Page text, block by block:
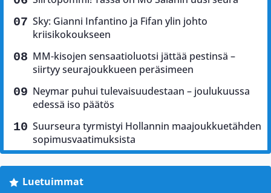
Sky: Gianni Infantino ja Fifan ylin johto
kriisikokoukseen
MM-kisojen sensaatioluotsi jättää pestinsä –
siirtyy seurajoukkueen peräsimeen
Neymar puhui tulevaisuudestaan – joulukuussa
edessä iso päätös
Suurseura tyrmistyi Hollannin maajoukkuetähden
sopimusvaatimuksista
Luetuimmat